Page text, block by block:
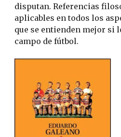
disputan. Referencias
aplicables en todos los
que se entienden mejor si
campo de fútbol.